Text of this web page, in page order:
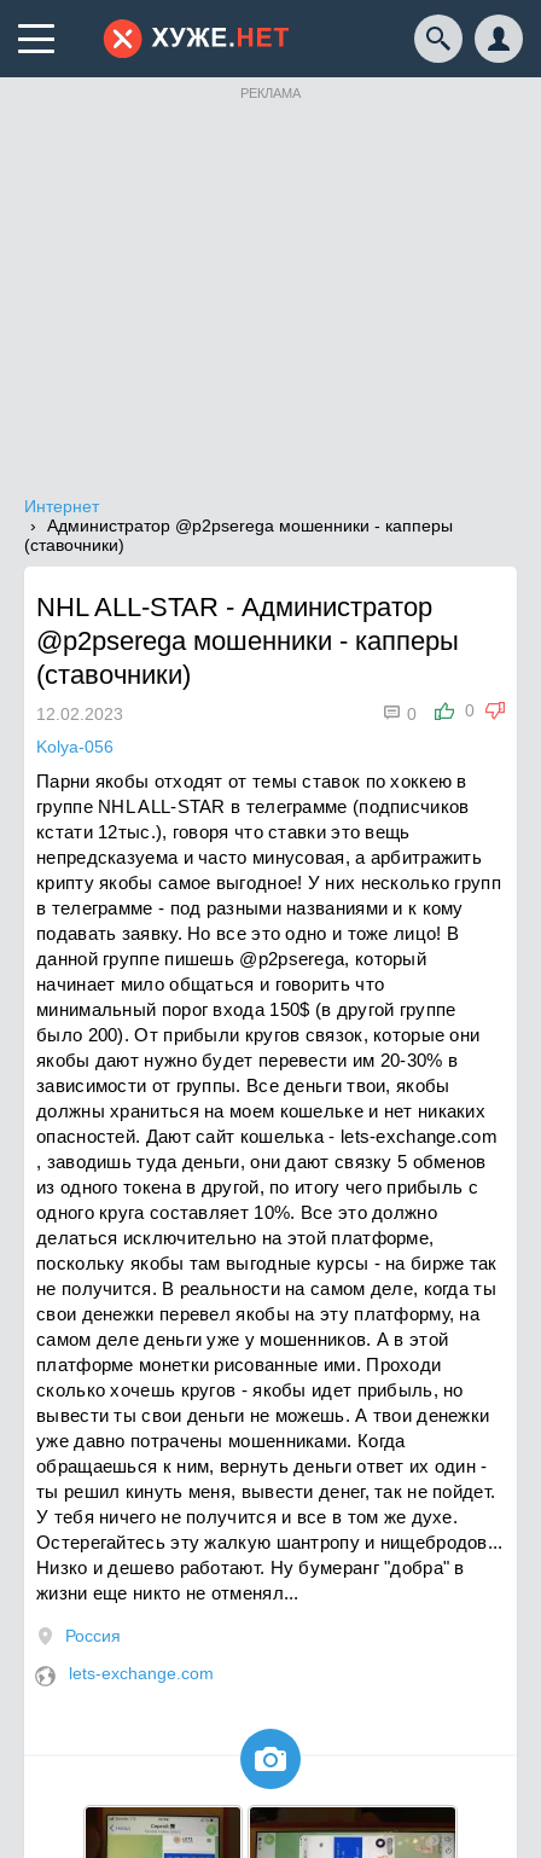
РЕКЛАМА
Интернет
Администратор @p2pserega мошенники - капперы
(ставочники)
NHL ALL-STAR - Администратор
@p2pserega мошенники - капперы
(ставочники)
0
 0
12.02.2023
Kolya-056
Парни якобы отходят от темы ставок по хоккею в
группе NHL ALL-STAR в телеграмме (подписчиков
кстати 12тыс.), говоря что ставки это вещь
непредсказуема и часто минусовая, а арбитражить
крипту якобы самое выгодное! У них несколько групп
в телеграмме - под разными названиями и к кому
подавать заявку. Но все это одно и тоже лицо! В
данной группе пишешь @p2pserega, который
начинает мило общаться и говорить что
минимальный порог входа 150$ (в другой группе
было 200). От прибыли кругов связок, которые они
якобы дают нужно будет перевести им 20-30% в
зависимости от группы. Все деньги твои, якобы
должны храниться на моем кошельке и нет никаких
опасностей. Дают сайт кошелька - lets-exchange.com
, заводишь туда деньги, они дают связку 5 обменов
из одного токена в другой, по итогу чего прибыль с
одного круга составляет 10%. Все это должно
делаться исключительно на этой платформе,
поскольку якобы там выгодные курсы - на бирже так
не получится. В реальности на самом деле, когда ты
свои денежки перевел якобы на эту платформу, на
самом деле деньги уже у мошенников. А в этой
платформе монетки рисованные ими. Проходи
сколько хочешь кругов - якобы идет прибыль, но
вывести ты свои деньги не можешь. А твои денежки
уже давно потрачены мошенниками. Когда
обращаешься к ним, вернуть деньги ответ их один -
ты решил кинуть меня, вывести денег, так не пойдет.
У тебя ничего не получится и все в том же духе.
Остерегайтесь эту жалкую шантропу и нищебродов...
Низко и дешево работают. Ну бумеранг "добра" в
жизни еще никто не отменял...
Россия
lets-exchange.com
